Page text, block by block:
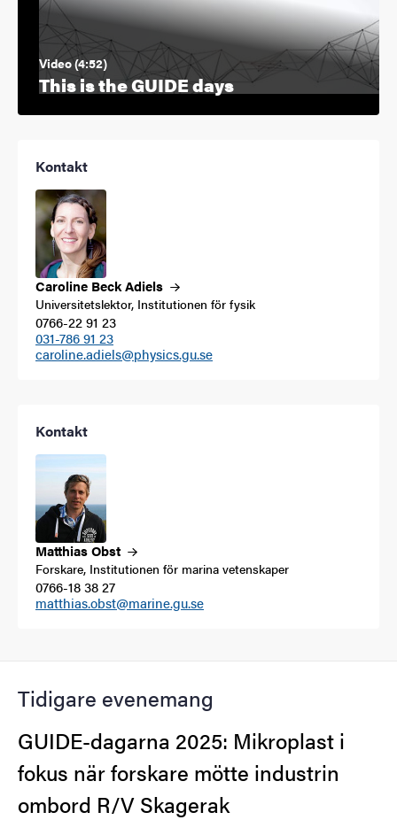
Video (4:52)
This is the GUIDE days
Kontakt
Caroline BeckAdiels
Universitetslektor, Institutionen för fysik
0766-22 91 23
031-786 91 23
caroline.adiels@physics.gu.se
Kontakt
MatthiasObst
Forskare, Institutionen för marina vetenskaper
0766-18 38 27
matthias.obst@marine.gu.se
Tidigare evenemang
GUIDE-dagarna 2025: Mikroplast i
fokus när forskare mötte industrin
ombord R/V Skagerak